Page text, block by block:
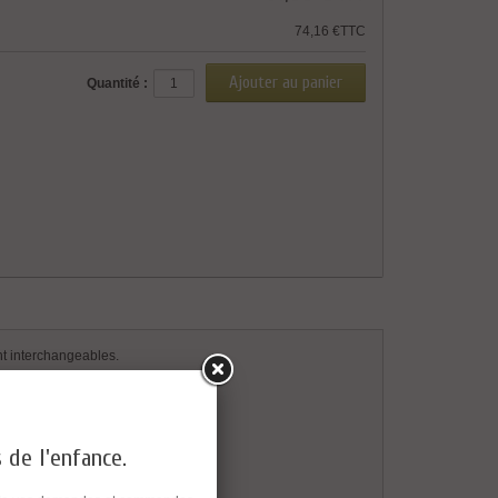
74,16 €TTC
Quantité :
interchangeables.
fort.
l'enfance.